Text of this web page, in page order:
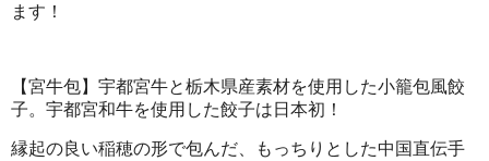
ます！
【宮牛包】宇都宮牛と栃木県産素材を使用した小籠包風餃
子。宇都宮和牛を使用した餃子は日本初！
縁起の良い稲穂の形で包んだ、もっちりとした中国直伝手